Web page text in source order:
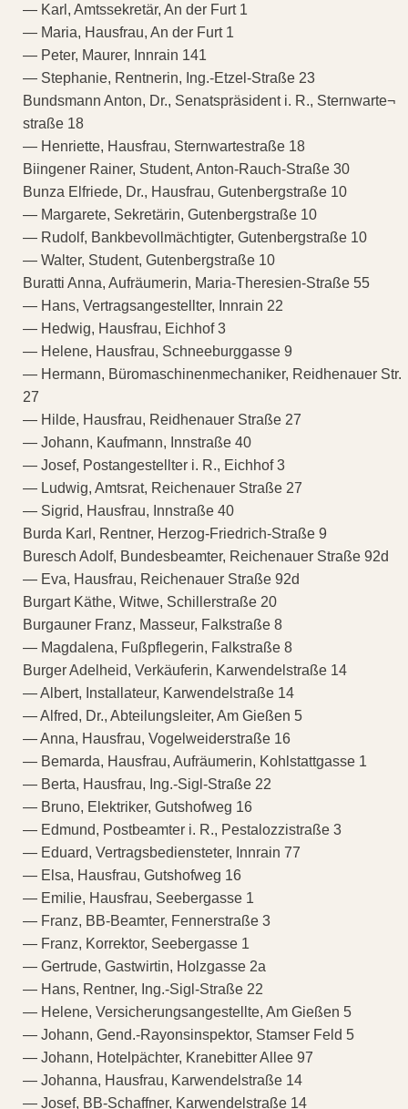
— Karl, Amtssekretär, An der Furt 1
— Maria, Hausfrau, An der Furt 1
— Peter, Maurer, Innrain 141
— Stephanie, Rentnerin, Ing.-Etzel-Straße 23
Bundsmann Anton, Dr., Senatspräsident i. R., Sternwarte¬
straße 18
— Henriette, Hausfrau, Sternwartestraße 18
Biingener Rainer, Student, Anton-Rauch-Straße 30
Bunza Elfriede, Dr., Hausfrau, Gutenbergstraße 10
— Margarete, Sekretärin, Gutenbergstraße 10
— Rudolf, Bankbevollmächtigter, Gutenbergstraße 10
— Walter, Student, Gutenbergstraße 10
Buratti Anna, Aufräumerin, Maria-Theresien-Straße 55
— Hans, Vertragsangestellter, Innrain 22
— Hedwig, Hausfrau, Eichhof 3
— Helene, Hausfrau, Schneeburggasse 9
— Hermann, Büromaschinenmechaniker, Reidhenauer Str.
27
— Hilde, Hausfrau, Reidhenauer Straße 27
— Johann, Kaufmann, Innstraße 40
— Josef, Postangestellter i. R., Eichhof 3
— Ludwig, Amtsrat, Reichenauer Straße 27
— Sigrid, Hausfrau, Innstraße 40
Burda Karl, Rentner, Herzog-Friedrich-Straße 9
Buresch Adolf, Bundesbeamter, Reichenauer Straße 92d
— Eva, Hausfrau, Reichenauer Straße 92d
Burgart Käthe, Witwe, Schillerstraße 20
Burgauner Franz, Masseur, Falkstraße 8
— Magdalena, Fußpflegerin, Falkstraße 8
Burger Adelheid, Verkäuferin, Karwendelstraße 14
— Albert, Installateur, Karwendelstraße 14
— Alfred, Dr., Abteilungsleiter, Am Gießen 5
— Anna, Hausfrau, Vogelweiderstraße 16
— Bemarda, Hausfrau, Aufräumerin, Kohlstattgasse 1
— Berta, Hausfrau, Ing.-Sigl-Straße 22
— Bruno, Elektriker, Gutshofweg 16
— Edmund, Postbeamter i. R., Pestalozzistraße 3
— Eduard, Vertragsbediensteter, Innrain 77
— Elsa, Hausfrau, Gutshofweg 16
— Emilie, Hausfrau, Seebergasse 1
— Franz, BB-Beamter, Fennerstraße 3
— Franz, Korrektor, Seebergasse 1
— Gertrude, Gastwirtin, Holzgasse 2a
— Hans, Rentner, Ing.-Sigl-Straße 22
— Helene, Versicherungsangestellte, Am Gießen 5
— Johann, Gend.-Rayonsinspektor, Stamser Feld 5
— Johann, Hotelpächter, Kranebitter Allee 97
— Johanna, Hausfrau, Karwendelstraße 14
— Josef, BB-Schaffner, Karwendelstraße 14